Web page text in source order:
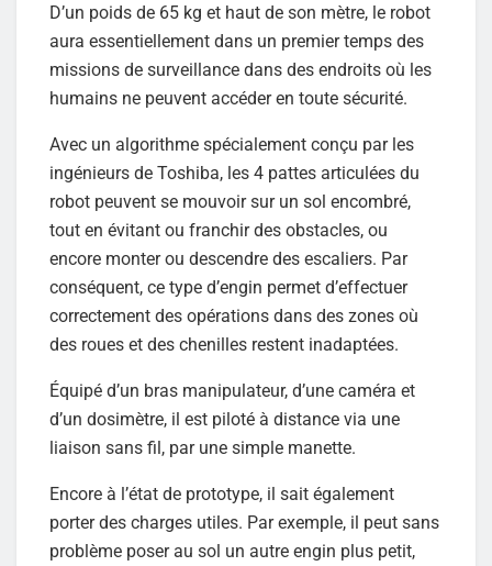
D’un poids de 65 kg et haut de son mètre, le robot
aura essentiellement dans un premier temps des
missions de surveillance dans des endroits où les
humains ne peuvent accéder en toute sécurité.
Avec un algorithme spécialement conçu par les
ingénieurs de Toshiba, les 4 pattes articulées du
robot peuvent se mouvoir sur un sol encombré,
tout en évitant ou franchir des obstacles, ou
encore monter ou descendre des escaliers. Par
conséquent, ce type d’engin permet d’effectuer
correctement des opérations dans des zones où
des roues et des chenilles restent inadaptées.
Équipé d’un bras manipulateur, d’une caméra et
d’un dosimètre, il est piloté à distance via une
liaison sans fil, par une simple manette.
Encore à l’état de prototype, il sait également
porter des charges utiles. Par exemple, il peut sans
problème poser au sol un autre engin plus petit,